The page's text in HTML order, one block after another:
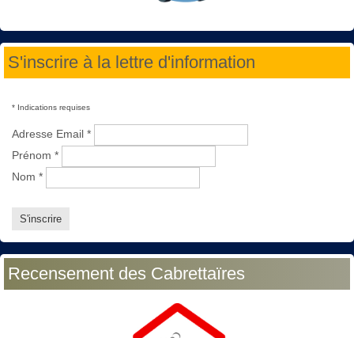
S'inscrire à la lettre d'information
* Indications requises
Adresse Email *
Prénom *
Nom *
Recensement des Cabrettaïres